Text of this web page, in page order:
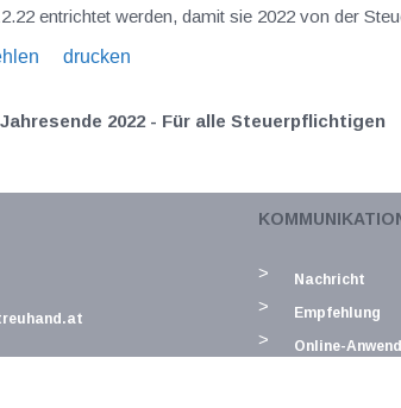
entrichtet werden, damit sie 2022 von der
drucken
2022 - Für alle Steuerpflichtigen
Darlehenskosten für
Nachricht
Empfehlung
Online-